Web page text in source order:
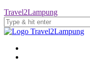
Travel2Lampung